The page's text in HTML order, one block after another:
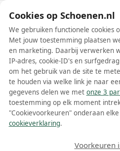
Peserico
Meer lezen
Cookies op Schoenen.nl
We gebruiken functionele cookies
Met jouw toestemming plaatsen
en marketing. Daarbij verwerken
IP-adres, cookie-ID's en
om het gebruik van de site te
te houden via welke link je naar
gegevens delen we met onze 3
toestemming op elk moment
"Cookievoorkeuren" onderaan
cookieverklaring.
Voorkeuren